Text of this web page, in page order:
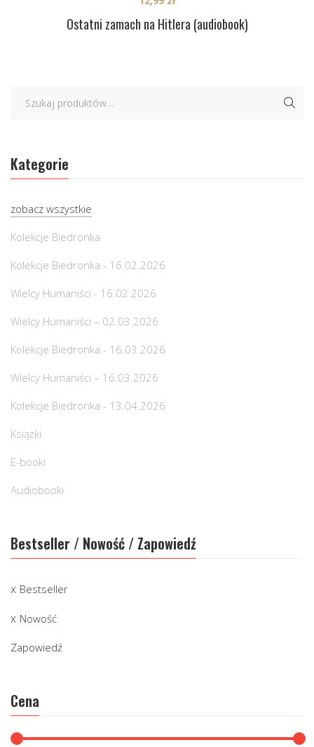
Ostatni zamach na Hitlera (audiobook)
Kategorie
zobacz wszystkie
Kolekcje Biedronka
Kolekcje Biedronka - 16.02.2026
Wielcy Humaniści - 16.02.2026
Wielcy Humaniści – 02.03.2026
Kolekcje Biedronka - 16.03.2026
Wielcy Humaniści – 16.03.2026
Kolekcje Biedronka - 13.04.2026
Książki
E-booki
Audiobooki
Bestseller / Nowość / Zapowiedź
Bestseller
Nowość
Zapowiedź
Cena